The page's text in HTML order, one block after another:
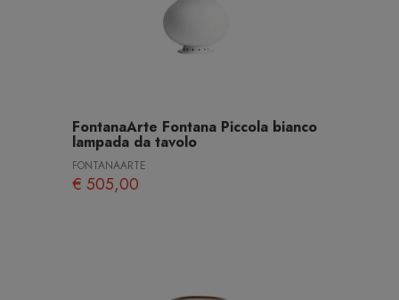
FontanaArte Fontana Piccola bianco
lampada da tavolo
FONTANAARTE
€ 505,00